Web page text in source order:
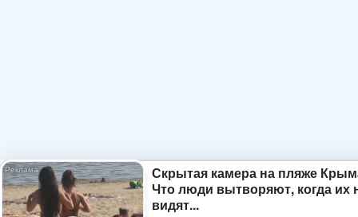
Скрытая камера на пляже
Что люди вытворяют, когда их
видят...